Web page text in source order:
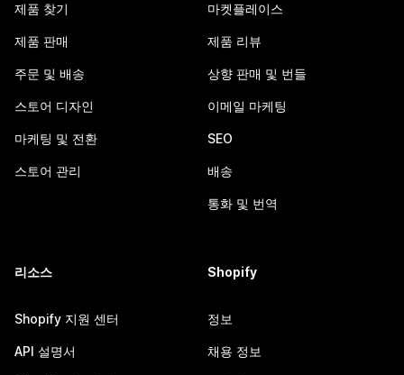
제품 찾기
제품 판매
주문 및 배송
스토어 디자인
마케팅 및 전환
스토어 관리
마켓플레이스
제품 리뷰
상향 판매 및 번들
이메일 마케팅
SEO
배송
통화 및 번역
리소스
Shopify 지원 센터
API 설명서
Shopify
정보
채용 정보